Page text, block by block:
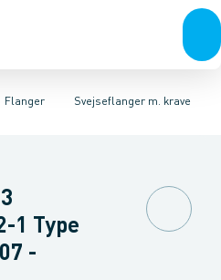
Galvaniseret stålPlastIndustri
FlangerLevnedsmiddel fittings
Svejseflanger m. krave
Svejseflanger m. krave
1 Type
-